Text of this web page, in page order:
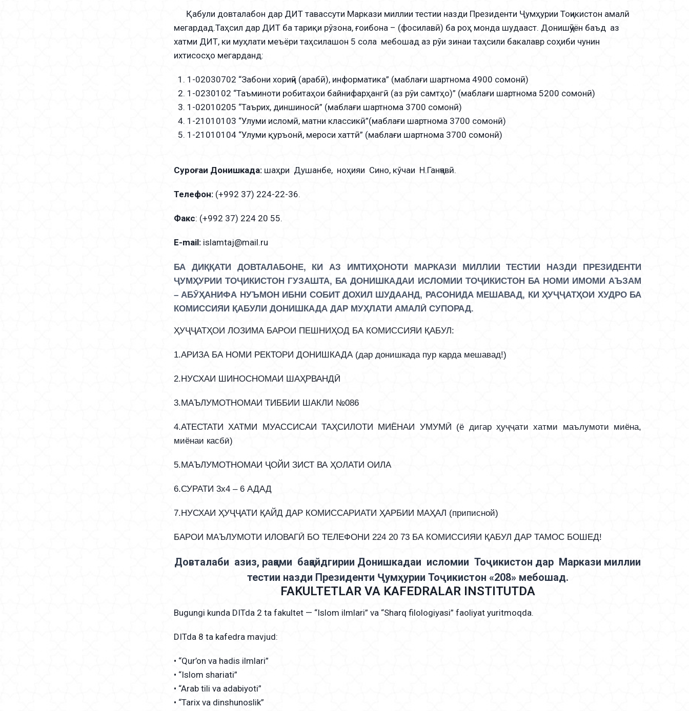
Қабули довталабон дар ДИТ тавассути Маркази миллии тестии назди Президенти Ҷумҳурии Тоҷикистон амалӣ
мегардад.Таҳсил дар ДИТ ба тариқи рўзона, ғоибона – (фосилавӣ) ба роҳ монда шудааст. Донишҷӯён баъд аз
хатми ДИТ, ки муҳлати меъёри таҳсилашон 5 сола мебошад аз рўи зинаи таҳсили бакалавр соҳиби чунин
ихтисосҳо мегарданд:
1-02030702 “Забони хориҷӣ (арабӣ), информатика” (маблағи шартнома 4900 сомонӣ)
1-0230102 “Таъминоти робитаҳои байнифарҳангӣ (аз рўи самтҳо)” (маблағи шартнома 5200 сомонӣ)
1-02010205 “Таърих, диншиносӣ” (маблағи шартнома 3700 сомонӣ)
1-21010103 “Улуми исломӣ, матни классикӣ”(маблағи шартнома 3700 сомонӣ)
1-21010104 “Улуми қуръонӣ, мероси хаттӣ” (маблағи шартнома 3700 сомонӣ)
Суроғаи Донишкада: шаҳри Душанбе, ноҳияи Сино, кўчаи Н.Ганҷавӣ.
Телефон: ‪ (+992 37) 224-22-36.
Факс: ‪(+992 37) 224 20 55.
E-mail: islamtaj@mail.ru
БА ДИҚҚАТИ ДОВТАЛАБОНЕ, КИ АЗ ИМТИҲОНОТИ МАРКАЗИ МИЛЛИИ ТЕСТИИ НАЗДИ ПРЕЗИДЕНТИ
ҶУМҲУРИИ ТОҶИКИСТОН ГУЗАШТА, БА ДОНИШКАДАИ ИСЛОМИИ ТОҶИКИСТОН БА НОМИ ИМОМИ АЪЗАМ
– АБӮҲАНИФА НУЪМОН ИБНИ СОБИТ ДОХИЛ ШУДААНД, РАСОНИДА МЕШАВАД, КИ ҲУҶҶАТҲОИ ХУДРО БА
КОМИССИЯИ ҚАБУЛИ ДОНИШКАДА ДАР МУҲЛАТИ АМАЛӢ СУПОРАД.
ҲУҶҶАТҲОИ ЛОЗИМА БАРОИ ПЕШНИҲОД БА КОМИССИЯИ ҚАБУЛ:
1.АРИЗА БА НОМИ РЕКТОРИ ДОНИШКАДА (дар донишкада пур карда мешавад!)
2.НУСХАИ ШИНОСНОМАИ ШАҲРВАНДӢ
3.МАЪЛУМОТНОМАИ ТИББИИ ШАКЛИ №086
4.АТЕСТАТИ ХАТМИ МУАССИСАИ ТАҲСИЛОТИ МИЁНАИ УМУМӢ (ё дигар ҳуҷҷати хатми маълумоти миёна,
миёнаи касбӣ)
5.МАЪЛУМОТНОМАИ ҶОЙИ ЗИСТ ВА ҲОЛАТИ ОИЛА
6.СУРАТИ 3х4 – 6 АДАД
7.НУСХАИ ҲУҶҶАТИ ҚАЙД ДАР КОМИССАРИАТИ ҲАРБИИ МАҲАЛ (приписной)
БАРОИ МАЪЛУМОТИ ИЛОВАГӢ БО ТЕЛЕФОНИ 224 20 73 БА КОМИССИЯИ ҚАБУЛ ДАР ТАМОС БОШЕД!
Довталаби азиз, рақами бақайдгирии Донишкадаи исломии Тоҷикистон дар Маркази миллии
тестии назди Президенти Ҷумҳурии Тоҷикистон «208» мебошад.
FAKULTETLAR VA KAFEDRALAR INSTITUTDA
Bugungi kunda DITda 2 ta fakultet — “Islom ilmlari” va “Sharq filologiyasi” faoliyat yuritmoqda.
DITda 8 ta kafedra mavjud:
• “Qur’on va hadis ilmlari”
• “Islom shariati”
• “Arab tili va adabiyoti”
• “Tarix va dinshunoslik”